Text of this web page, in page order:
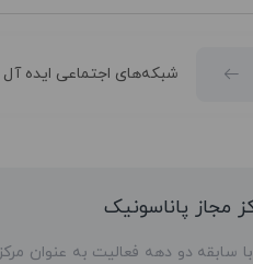
شبکه‌های اجتماعی ایده
مجاز پاناسونیک